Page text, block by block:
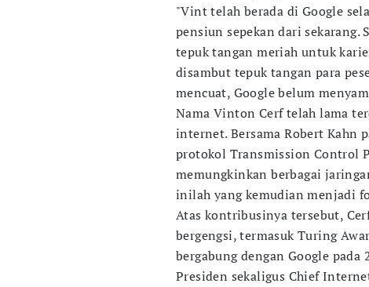
"Vint telah berada di Google
pensiun sepekan dari sekarang.
tepuk tangan meriah untuk
disambut tepuk tangan para
mencuat, Google belum
Nama Vinton Cerf telah lama
internet. Bersama Robert Kahn
protokol Transmission Control
memungkinkan berbagai
inilah yang kemudian menjadi
Atas kontribusinya tersebut,
bergengsi, termasuk Turing
bergabung dengan Google pada
Presiden sekaligus Chief